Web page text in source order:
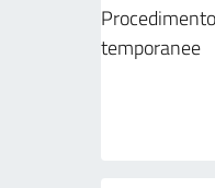
temporanee